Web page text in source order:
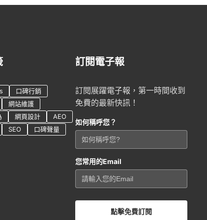
口碑行銷
網站維護
網頁設計
AEO
SEO 口碑聲量
訂閱電子報
訂閱展躍電子報，第一時間收到
免費的最新快訊！
如何稱呼您？
您常用的Email
點擊免費訂閱